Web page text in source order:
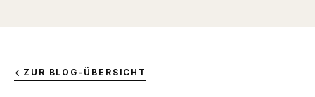
ZUR BLOG-ÜBERSICHT